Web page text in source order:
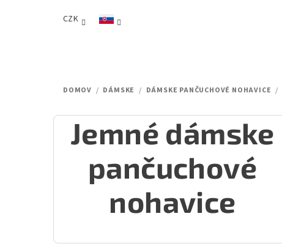
CZK
DOMOV / DÁMSKE / DÁMSKE PANČUCHOVÉ NOHAVICE /
Jemné dámske
pančuchové
nohavice